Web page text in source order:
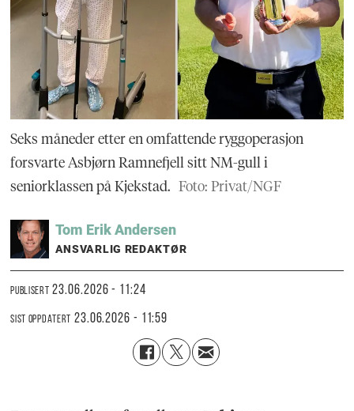
Seks måneder etter en omfattende ryggoperasjon
forsvarte Asbjørn Ramnefjell sitt NM-gull i
seniorklassen på Kjekstad. Foto: Privat/NGF
Tom Erik Andersen
ANSVARLIG REDAKTØR
PUBLISERT 23.06.2026 - 11:24
SIST OPPDATERT 23.06.2026 - 11:59